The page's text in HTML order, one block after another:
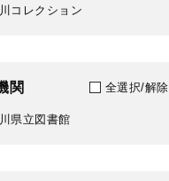
コレクション
関 全選択/解除
県立図書館